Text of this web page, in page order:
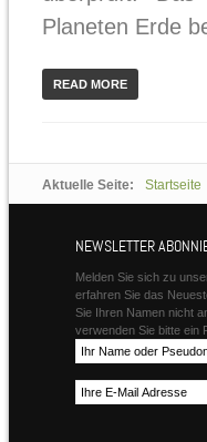
Planeten Erde
READ MORE
Aktuelle Seite: Startseite
NEWSLETTER
Melden Sie sich zu
erfahren Sie das
Sie Ihren Namen nicht
verwenden Sie bitte ein